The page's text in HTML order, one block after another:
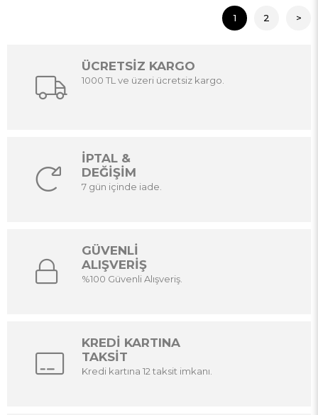
1 2 >
ÜCRETSİZ KARGO
1000 TL ve üzeri ücretsiz kargo.
İPTAL &
DEĞİŞİM
7 gün içinde iade.
GÜVENLİ
ALIŞVERİŞ
%100 Güvenli Alışveriş.
KREDİ KARTINA
TAKSİT
Kredi kartına 12 taksit imkanı.